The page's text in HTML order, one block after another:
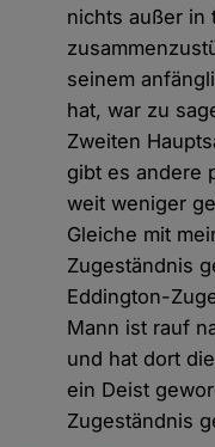
nichts außer in
seinem
hat, war zu
Zweiten
gibt es andere
weit weniger
Gleiche mit
Zugeständnis
Eddington-
Mann ist rauf
und hat dort
ein Deist
Zugeständnis